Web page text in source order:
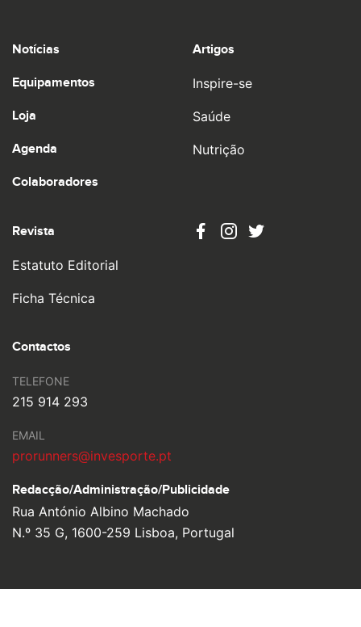
Notícias
Equipamentos
Loja
Agenda
Colaboradores
Artigos
Inspire-se
Saúde
Nutrição
Revista
Estatuto Editorial
Ficha Técnica
Contactos
TELEFONE
215 914 293
EMAIL
prorunners@invesporte.pt
Redacção/Administração/Publicidade
Rua António Albino Machado
N.º 35 G, 1600-259 Lisboa, Portugal